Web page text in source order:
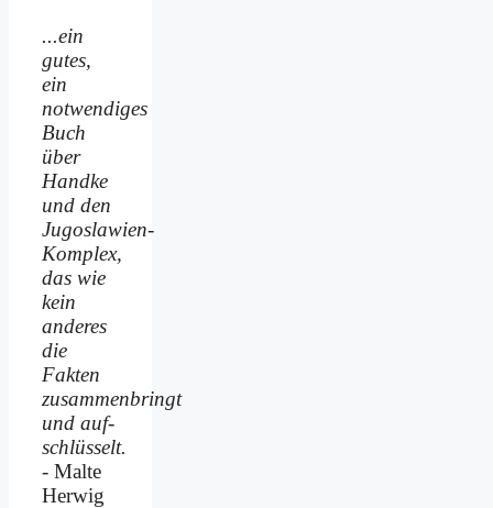
...ein
gutes,
ein
notwendiges
Buch
über
Handke
und den
Jugoslawien-
Komplex,
das wie
kein
anderes
die
Fakten
zusammenbringt
und auf­
schlüsselt.
- Malte
Herwig